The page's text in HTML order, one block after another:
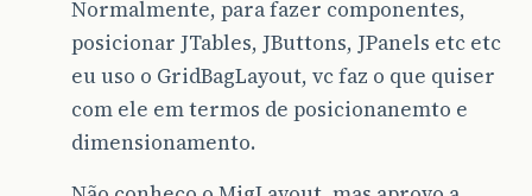
Normalmente, para fazer componentes,
posicionar JTables, JButtons, JPanels etc etc
eu uso o GridBagLayout, vc faz o que quiser
com ele em termos de posicionanemto e
dimensionamento.